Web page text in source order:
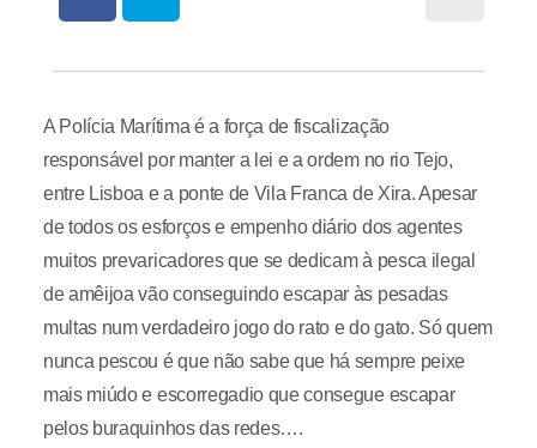
A Polícia Marítima é a força de fiscalização
responsável por manter a lei e a ordem no rio Tejo,
entre Lisboa e a ponte de Vila Franca de Xira. Apesar
de todos os esforços e empenho diário dos agentes
muitos prevaricadores que se dedicam à pesca ilegal
de amêijoa vão conseguindo escapar às pesadas
multas num verdadeiro jogo do rato e do gato. Só quem
nunca pescou é que não sabe que há sempre peixe
mais miúdo e escorregadio que consegue escapar
pelos buraquinhos das redes….